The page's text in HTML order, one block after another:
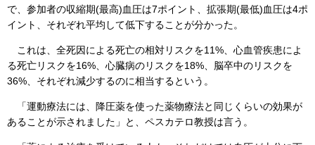
で、参加者の収縮期(最高)血圧は7ポイント、拡張期(最低)血圧は4ポ
イント、それぞれ平均して低下することが分かった。
これは、全死因による死亡の相対リスクを11%、心血管疾患によ
る死亡リスクを16%、心臓病のリスクを18%、脳卒中のリスクを
36%、それぞれ減少するのに相当するという。
「運動療法には、降圧薬を使った薬物療法と同じくらいの効果が
あることが示されました」と、ペスカテロ教授は言う。